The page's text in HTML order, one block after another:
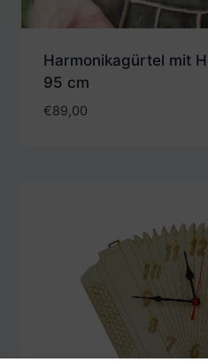
Harmonikagürtel mit
95 cm
€89,00